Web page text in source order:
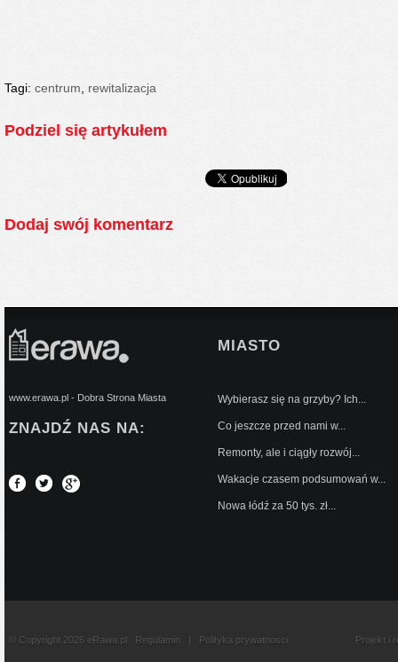
Tagi: centrum rewitalizacja
Podziel się artykułem
Dodaj swój komentarz
www.erawa.pl - Dobra Strona Miasta
ZNAJDŹ NAS NA:
MIASTO
Wybierasz się na grzyby? Ich...
Co jeszcze przed nami w...
Remonty, ale i ciągły rozwój...
Wakacje czasem podsumowań w...
Nowa łódź za 50 tys. zł...
© Copyright 2026 eRawa.pl Regulamin | Polityka prywatnosci Projekt i